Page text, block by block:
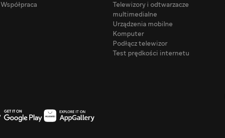
Współpraca
Telewizory i odtwarzacze
multimedialne
Urządzenia mobilne
Komputer
Podłącz telewizor
Test prędkości internetu